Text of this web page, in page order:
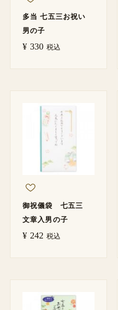
多当 七五三お祝い
男の子
¥ 330 税込
御祝儀袋 七五三
文章入男の子
¥ 242 税込